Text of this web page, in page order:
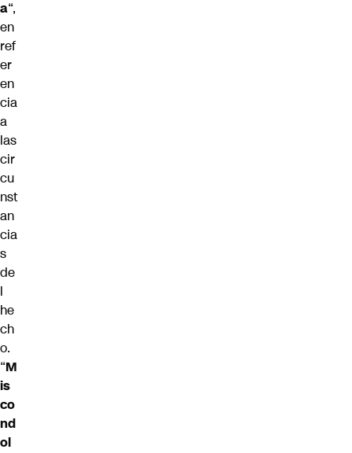
a“,
en
ref
er
en
cia
a
las
cir
cu
nst
an
cia
s
de
l
he
ch
o.
“M
is
co
nd
ol